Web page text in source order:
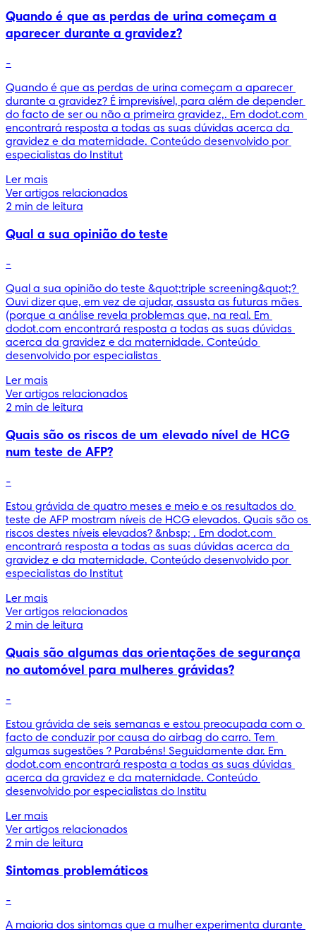
Quando é que as perdas de urina começam a
aparecer durante a gravidez?
-
Quando é que as perdas de urina começam a aparecer
durante a gravidez? É imprevisível, para além de depender
do facto de ser ou não a primeira gravidez,. Em dodot.com
encontrará resposta a todas as suas dúvidas acerca da
gravidez e da maternidade. Conteúdo desenvolvido por
especialistas do Institut
Ler mais
Ver artigos relacionados
2 min de leitura
Qual a sua opinião do teste
-
Qual a sua opinião do teste &quot;triple screening&quot;?
Ouvi dizer que, em vez de ajudar, assusta as futuras mães
(porque a análise revela problemas que, na real. Em
dodot.com encontrará resposta a todas as suas dúvidas
acerca da gravidez e da maternidade. Conteúdo
desenvolvido por especialistas
Ler mais
Ver artigos relacionados
2 min de leitura
Quais são os riscos de um elevado nível de HCG
num teste de AFP?
-
Estou grávida de quatro meses e meio e os resultados do
teste de AFP mostram níveis de HCG elevados. Quais são os
riscos destes níveis elevados? &nbsp; . Em dodot.com
encontrará resposta a todas as suas dúvidas acerca da
gravidez e da maternidade. Conteúdo desenvolvido por
especialistas do Institut
Ler mais
Ver artigos relacionados
2 min de leitura
Quais são algumas das orientações de segurança
no automóvel para mulheres grávidas?
-
Estou grávida de seis semanas e estou preocupada com o
facto de conduzir por causa do airbag do carro. Tem
algumas sugestões ? Parabéns! Seguidamente dar. Em
dodot.com encontrará resposta a todas as suas dúvidas
acerca da gravidez e da maternidade. Conteúdo
desenvolvido por especialistas do Institu
Ler mais
Ver artigos relacionados
2 min de leitura
Sintomas problemáticos
-
A maioria dos sintomas que a mulher experimenta durante